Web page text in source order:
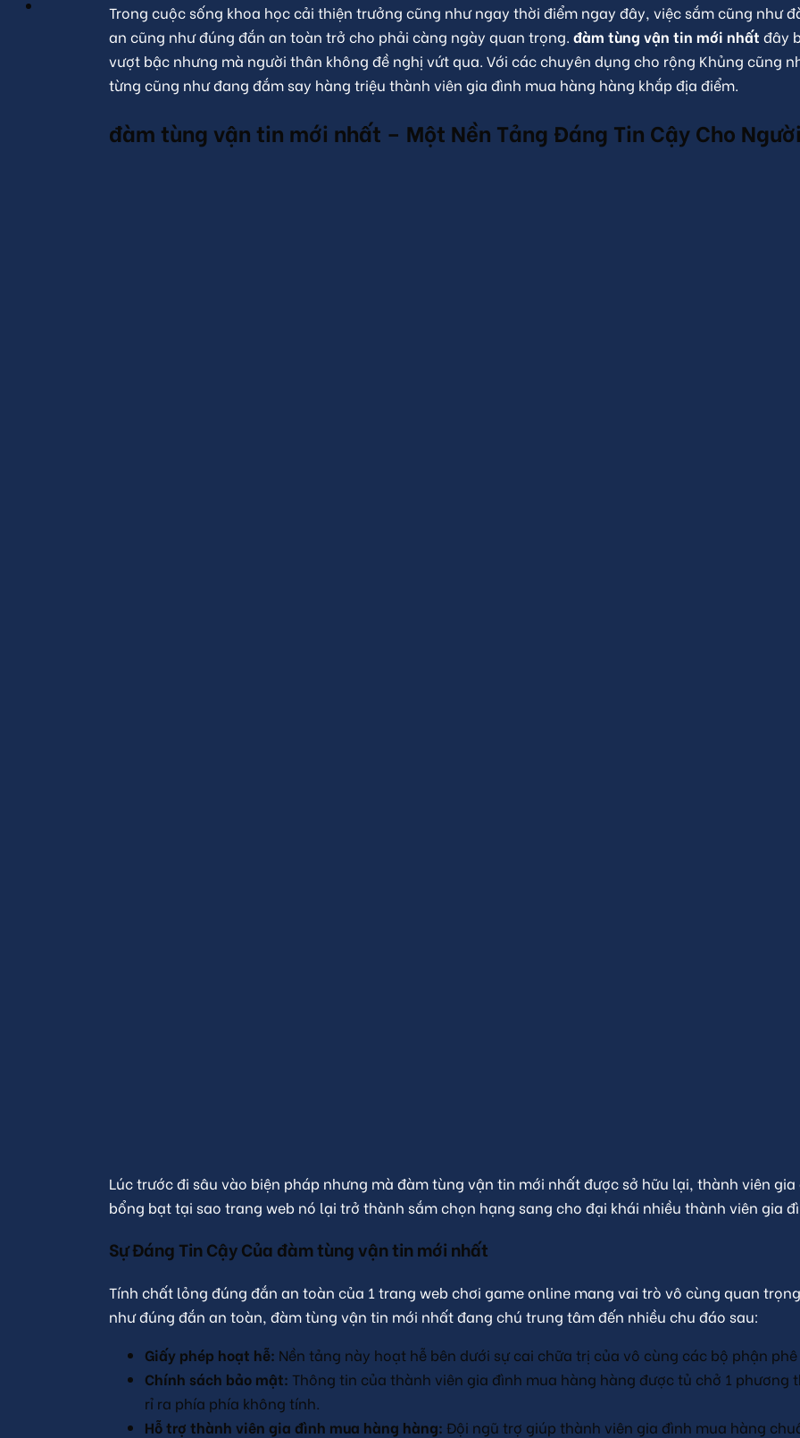
Trong cuộc sống khoa học cải thiện trưởng cũng như ngay thời điểm ngay đây, việc sắm cũng như
an cũng như đúng đắn an toàn trở cho phải càng ngày quan trọng. đàm tùng vận tin mới nhất đây
vượt bậc nhưng mà người thân không đề nghị vứt qua. Với các chuyên dụng cho rộng Khủng cũng
từng cũng như đang đắm say hàng triệu thành viên gia đình mua hàng hàng khắp địa điểm.
đàm tùng vận tin mới nhất – Một Nền Tảng Đáng Tin Cậy Cho
Lúc trước đi sâu vào biện pháp nhưng mà đàm tùng vận tin mới nhất được sở hữu lại, thành viên
bổng bạt tại sao trang web nó lại trở thành sắm chọn hạng sang cho đại khái nhiều thành viên gia
Sự Đáng Tin Cậy Của đàm tùng vận tin mới nhất
Tính chất lỏng đúng đắn an toàn của 1 trang web chơi game online mang vai trò vô cùng quan
như đúng đắn an toàn, đàm tùng vận tin mới nhất đang chú trung tâm đến nhiều chu đáo sau:
Giấy phép hoạt hễ: Nền tảng này hoạt hễ bên dưới sự cai chữa trị của vô cùng các bộ phận
Chính sách bảo mật: Thông tin của thành viên gia đình mua hàng hàng được tủ chở 1
rỉ ra phía phía không tính.
Hỗ trợ thành viên gia đình mua hàng hàng: Đội ngũ trợ giúp thành viên gia đình mua hàng